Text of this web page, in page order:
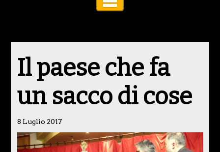
Il paese che fa
un sacco di cose
8 Luglio 2017